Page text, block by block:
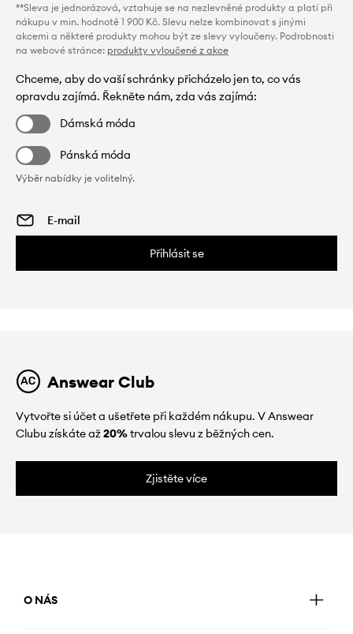
**Sleva je jednorázová, vztahuje se na nezlevněné produkty a platí při
nákupu v min. hodnotě 1 900 Kč. Slevu nelze kombinovat s jinými
akcemi a některé produkty mohou být ze slevy vyloučeny. Podrobnosti
na webové stránce: produkty vyloučené z akce
Chceme, aby do vaší schránky přicházelo jen to, co vás
opravdu zajímá. Řekněte nám, zda vás zajímá:
Dámská móda
Pánská móda
Výběr nabídky je volitelný.
Přihlásit se
Answear Club
Vytvořte si účet a ušetřete při každém nákupu. V Answear
Clubu získáte až20%trvalou slevu z běžných cen.
Zjistěte více
O NÁS